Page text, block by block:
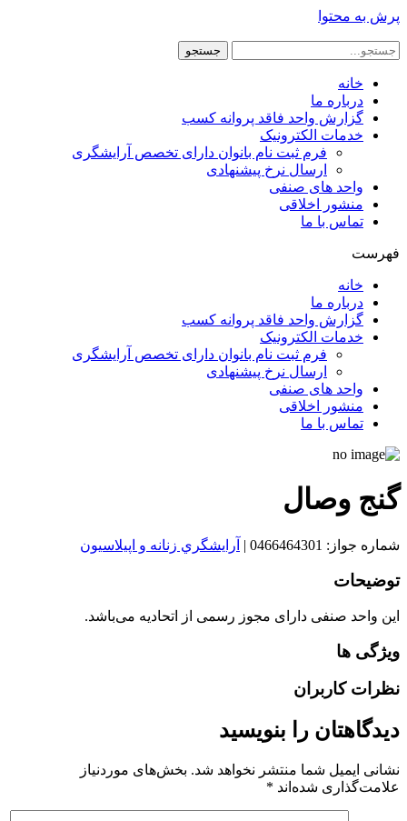
پرش به محتوا
جستجو
خانه
درباره ما
گزارش واحد فاقد پروانه کسب
خدمات الکترونیک
فرم ثبت نام بانوان دارای تخصص آرایشگری
ارسال نرخ پیشنهادی
واحد های صنفی
منشور اخلاقی
تماس با ما
فهرست
خانه
درباره ما
گزارش واحد فاقد پروانه کسب
خدمات الکترونیک
فرم ثبت نام بانوان دارای تخصص آرایشگری
ارسال نرخ پیشنهادی
واحد های صنفی
منشور اخلاقی
تماس با ما
گنج وصال
شماره جواز: 0466464301 | آرايشگري زنانه و اپيلاسيون
توضیحات
این واحد صنفی دارای مجوز رسمی از اتحادیه می‌باشد.
ویژگی ها
نظرات کاربران
دیدگاهتان را بنویسید
نشانی ایمیل شما منتشر نخواهد شد. بخش‌های موردنیاز
علامت‌گذاری شده‌اند *